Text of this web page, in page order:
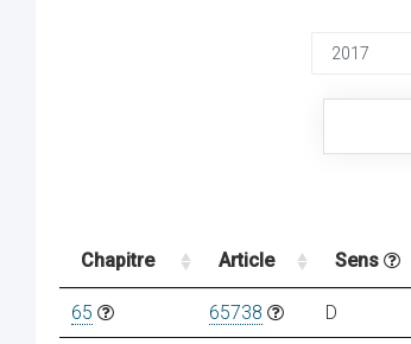
Chapitre Article Sens
65 65738 D